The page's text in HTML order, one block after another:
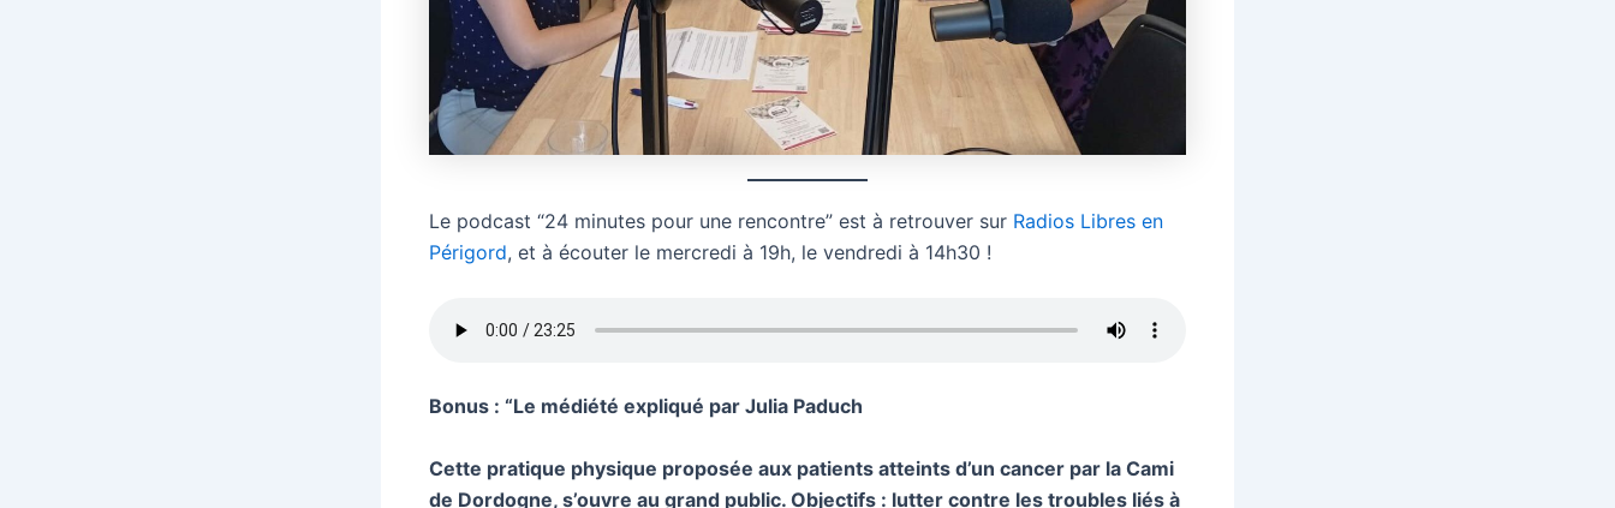
Le podcast “24 minutes pour une rencontre” est à retrouver sur Radios Libres en
Périgord, et à écouter le mercredi à 19h, le vendredi à 14h30 !
Bonus : “Le médiété expliqué par Julia Paduch
Cette pratique physique proposée aux patients atteints d’un cancer par la Cami
de Dordogne, s’ouvre au grand public. Objectifs : lutter contre les troubles liés à